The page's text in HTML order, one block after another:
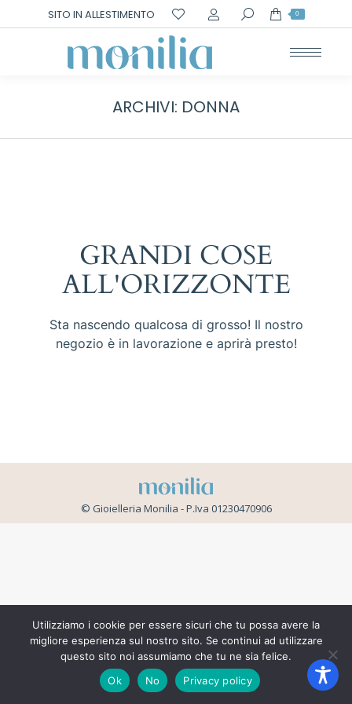
SITO IN ALLESTIMENTO Cerca: 0
ARCHIVI: DONNA
GRANDI COSE
ALL'ORIZZONTE
Sta nascendo qualcosa di grosso! Il nostro
negozio è in lavorazione e aprirà presto!
© Gioielleria Monilia - P.Iva 01230470906
Utilizziamo i cookie per essere sicuri che tu possa avere la
migliore esperienza sul nostro sito. Se continui ad utilizzare
questo sito noi assumiamo che tu ne sia felice.
Ok
No Privacy policy